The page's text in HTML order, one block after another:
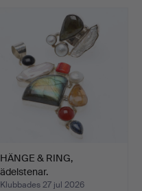
HÄNGE & RING,
ädelstenar.
Klubbades 27 jul 2026